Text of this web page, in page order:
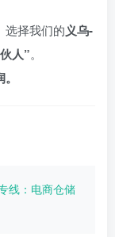
选择我们的义乌-
人”。
线：电商仓储